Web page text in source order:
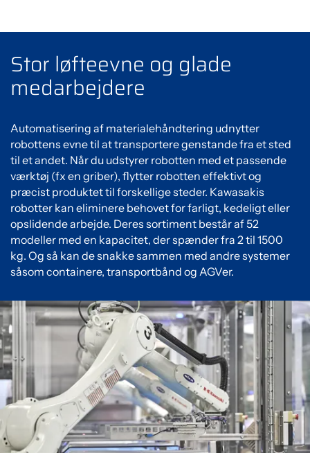
Stor løfteevne og glade
medarbejdere
Automatisering af materialehåndtering udnytter
robottens evne til at transportere genstande fra et sted
til et andet. Når du udstyrer robotten med et passende
værktøj (fx en griber), flytter robotten effektivt og
præcist produktet til forskellige steder. Kawasakis
robotter kan eliminere behovet for farligt, kedeligt eller
opslidende arbejde. Deres sortiment består af 52
modeller med en kapacitet, der spænder fra 2 til 1500
kg. Og så kan de snakke sammen med andre systemer
såsom containere, transportbånd og AGVer.